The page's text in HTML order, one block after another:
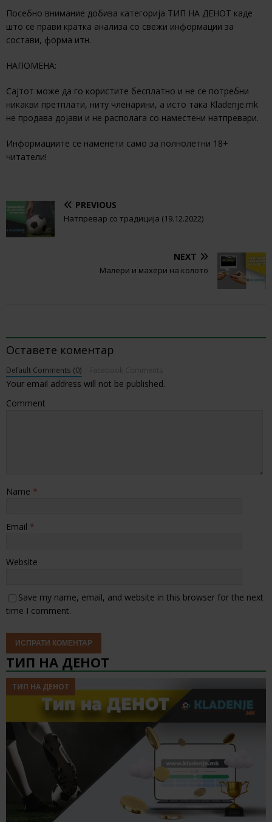
Посебно внимание добива категорија ТИП НА ДЕНОТ каде
што се прави кратка анализа со свежи информации за
состави, форма итн.
НАПОМЕНА:
Сајтот може да го користите бесплатно и не се потребни
никакви претплати, ниту членарини, а исто така Kladenje.mk
не продава дојави и не располага со наместени натпревари.
Информациите се наменети само за полнолетни 18+
читатели!
PREVIOUS
Натпревар со традиција (19.12.2022)
NEXT
Малери и махери на колото
Оставете коментар
Default Comments (0)
Your email address will not be published.
Comment
Name *
Email *
Website
Save my name, email, and website in this browser for the next
time I comment.
ТИП НА ДЕНОТ
ТИП НА ДЕНОТ